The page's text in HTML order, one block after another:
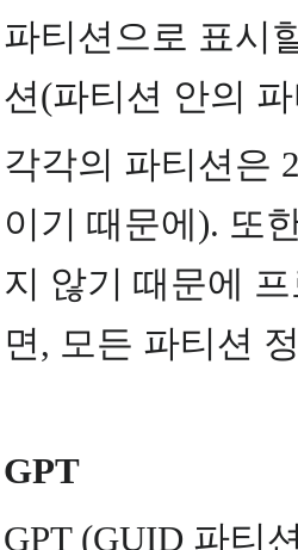
파티션으로 표시
션(파티션 안의
각각의 파티션은
이기 때문에). 또
지 않기 때문에
면, 모든 파티션
GPT
GPT (GUID 파티